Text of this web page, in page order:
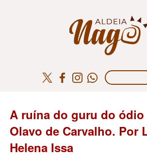
A ruína do guru do
Olavo de Carvalho. Por
Helena Issa